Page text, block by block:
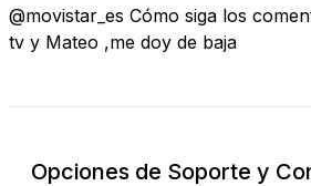
@movistar_es Cómo siga los
tv y Mateo ,me doy de baja
Opciones de Soporte y